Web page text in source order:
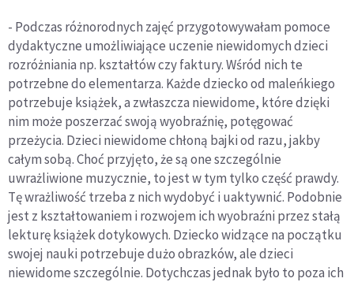
- Podczas różnorodnych zajęć przygotowywałam pomoce
dydaktyczne umożliwiające uczenie niewidomych dzieci
rozróżniania np. kształtów czy faktury. Wśród nich te
potrzebne do elementarza. Każde dziecko od maleńkiego
potrzebuje książek, a zwłaszcza niewidome, które dzięki
nim może poszerzać swoją wyobraźnię, potęgować
przeżycia. Dzieci niewidome chłoną bajki od razu, jakby
całym sobą. Choć przyjęto, że są one szczególnie
uwrażliwione muzycznie, to jest w tym tylko część prawdy.
Tę wrażliwość trzeba z nich wydobyć i uaktywnić. Podobnie
jest z kształtowaniem i rozwojem ich wyobraźni przez stałą
lekturę książek dotykowych. Dziecko widzące na początku
swojej nauki potrzebuje dużo obrazków, ale dzieci
niewidome szczególnie. Dotychczas jednak było to poza ich